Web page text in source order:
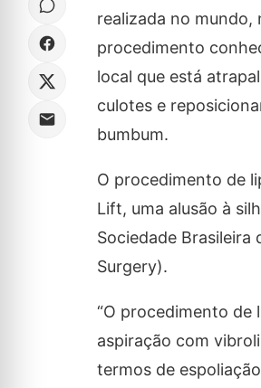
realizada no
procedimento
local que está
culotes e
bumbum.
O procedimento de
Lift, uma alusão à
Sociedade Brasileira
Surgery).
“O procedimento de
aspiração com
termos de